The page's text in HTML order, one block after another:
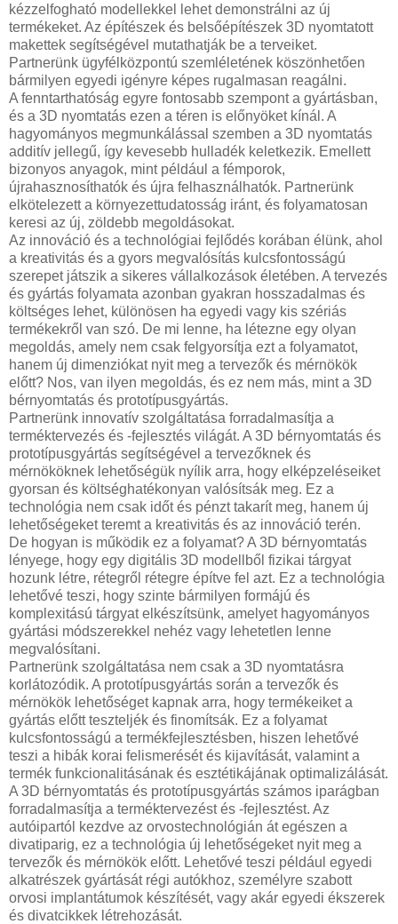
kézzelfogható modellekkel lehet demonstrálni az új
termékeket. Az építészek és belsőépítészek 3D nyomtatott
makettek segítségével mutathatják be a terveiket.
Partnerünk ügyfélközpontú szemléletének köszönhetően
bármilyen egyedi igényre képes rugalmasan reagálni.
A fenntarthatóság egyre fontosabb szempont a gyártásban,
és a 3D nyomtatás ezen a téren is előnyöket kínál. A
hagyományos megmunkálással szemben a 3D nyomtatás
additív jellegű, így kevesebb hulladék keletkezik. Emellett
bizonyos anyagok, mint például a fémporok,
újrahasznosíthatók és újra felhasználhatók. Partnerünk
elkötelezett a környezettudatosság iránt, és folyamatosan
keresi az új, zöldebb megoldásokat.
Az innováció és a technológiai fejlődés korában élünk, ahol
a kreativitás és a gyors megvalósítás kulcsfontosságú
szerepet játszik a sikeres vállalkozások életében. A tervezés
és gyártás folyamata azonban gyakran hosszadalmas és
költséges lehet, különösen ha egyedi vagy kis szériás
termékekről van szó. De mi lenne, ha létezne egy olyan
megoldás, amely nem csak felgyorsítja ezt a folyamatot,
hanem új dimenziókat nyit meg a tervezők és mérnökök
előtt? Nos, van ilyen megoldás, és ez nem más, mint a 3D
bérnyomtatás és prototípusgyártás.
Partnerünk innovatív szolgáltatása forradalmasítja a
terméktervezés és -fejlesztés világát. A 3D bérnyomtatás és
prototípusgyártás segítségével a tervezőknek és
mérnököknek lehetőségük nyílik arra, hogy elképzeléseiket
gyorsan és költséghatékonyan valósítsák meg. Ez a
technológia nem csak időt és pénzt takarít meg, hanem új
lehetőségeket teremt a kreativitás és az innováció terén.
De hogyan is működik ez a folyamat? A 3D bérnyomtatás
lényege, hogy egy digitális 3D modellből fizikai tárgyat
hozunk létre, rétegről rétegre építve fel azt. Ez a technológia
lehetővé teszi, hogy szinte bármilyen formájú és
komplexitású tárgyat elkészítsünk, amelyet hagyományos
gyártási módszerekkel nehéz vagy lehetetlen lenne
megvalósítani.
Partnerünk szolgáltatása nem csak a 3D nyomtatásra
korlátozódik. A prototípusgyártás során a tervezők és
mérnökök lehetőséget kapnak arra, hogy termékeiket a
gyártás előtt teszteljék és finomítsák. Ez a folyamat
kulcsfontosságú a termékfejlesztésben, hiszen lehetővé
teszi a hibák korai felismerését és kijavítását, valamint a
termék funkcionalitásának és esztétikájának optimalizálását.
A 3D bérnyomtatás és prototípusgyártás számos iparágban
forradalmasítja a terméktervezést és -fejlesztést. Az
autóipartól kezdve az orvostechnológián át egészen a
divatiparig, ez a technológia új lehetőségeket nyit meg a
tervezők és mérnökök előtt. Lehetővé teszi például egyedi
alkatrészek gyártását régi autókhoz, személyre szabott
orvosi implantátumok készítését, vagy akár egyedi ékszerek
és divatcikkek létrehozását.